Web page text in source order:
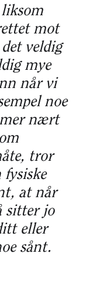
mot
veldig
mye
når vi
noe
mer nært
tror
at når
sitter jo
eller
sånt.